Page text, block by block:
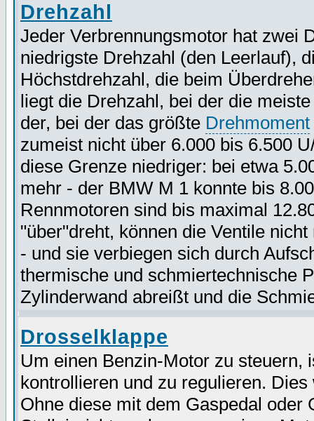
Drehzahl
Jeder Verbrennungsmotor hat zwei
niedrigste Drehzahl (den Leerlauf),
Höchstdrehzahl, die beim
liegt die Drehzahl, bei der die
der, bei der das größte Drehmoment
zumeist nicht über 6.000 bis 6.500
diese Grenze niedriger: bei etwa
mehr - der BMW M 1 konnte bis
Rennmotoren sind bis maximal
"über"dreht, können die Ventile
- und sie verbiegen sich durch
thermische und schmiertechnische
Zylinderwand abreißt und die
Drosselklappe
Um einen Benzin-Motor zu steuern,
kontrollieren und zu regulieren.
Ohne diese mit dem Gaspedal oder